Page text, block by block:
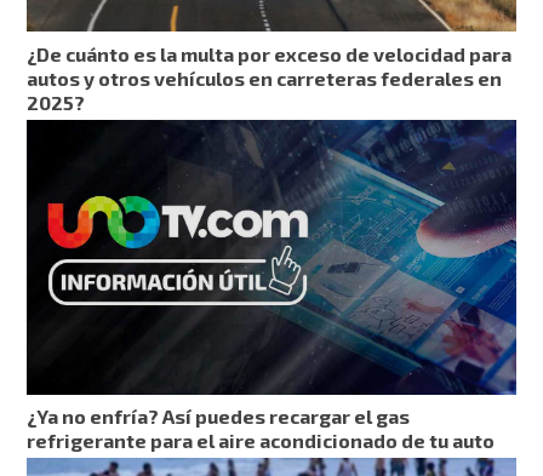
¿De cuánto es la multa por exceso de velocidad para
autos y otros vehículos en carreteras federales en
2025?
¿Ya no enfría? Así puedes recargar el gas
refrigerante para el aire acondicionado de tu auto